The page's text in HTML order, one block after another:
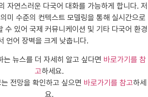
자연스러운 다국어 대화를 가능하게 합니다. 저
미 수준의 컨텍스트 모델링을 통해 실시간으로
수 있어 국제 커뮤니케이션 및 기타 다국어 환경
언어 장벽을 크게 낮춥니다.
는 뉴스를 더 자세히 알고 싶다면 바로가기를 참
고하세요.
전망을 확인하고 싶으면 바로가기를 참고하세
요.